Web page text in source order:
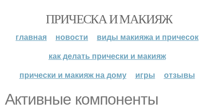
ПРИЧЕСКА И МАКИЯЖ
главная новости
виды макияжа и причесок
как делать прически и макияж
прически и макияж на дому
игры отзывы
Активные компоненты